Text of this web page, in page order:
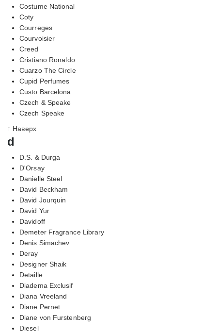
Costume National
Coty
Courreges
Courvoisier
Creed
Cristiano Ronaldo
Cuarzo The Circle
Cupid Perfumes
Custo Barcelona
Czech & Speake
Czech Speake
↑ Наверх
d
D.S. & Durga
D'Orsay
Danielle Steel
David Beckham
David Jourquin
David Yur
Davidoff
Demeter Fragrance Library
Denis Simachev
Deray
Designer Shaik
Detaille
Diadema Exclusif
Diana Vreeland
Diane Pernet
Diane von Furstenberg
Diesel